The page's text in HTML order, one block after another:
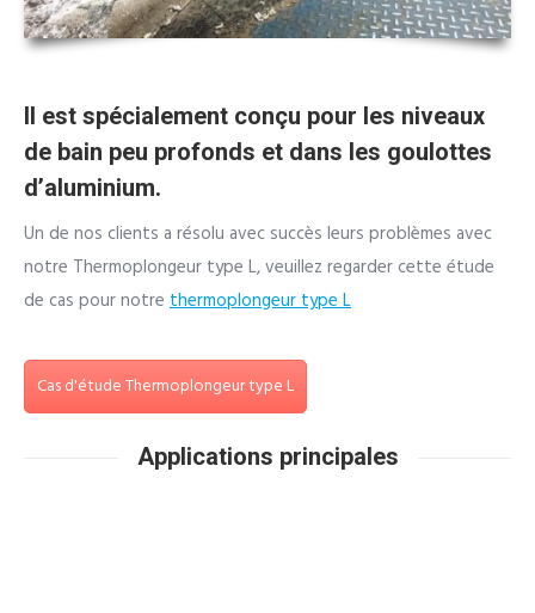
Il est spécialement conçu pour les niveaux
de bain peu profonds et dans les goulottes
d’aluminium.
Un de nos clients a résolu avec succès leurs problèmes avec
notre Thermoplongeur type L, veuillez regarder cette étude
de cas pour notre thermoplongeur type L
Cas d'étude Thermoplongeur type L
Applications principales